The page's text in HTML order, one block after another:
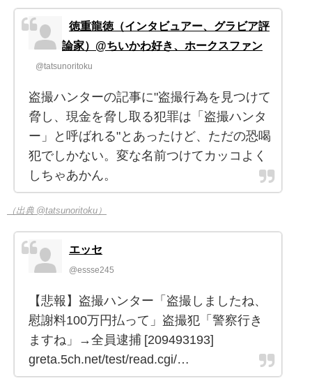
徳重龍徳（インタビュアー、グラビア評
論家）@ちいかわ好き、ホークスファン
@tatsunoritoku
盗撮ハンターの記事に"盗撮行為を見つけて
脅し、現金を脅し取る犯罪は「盗撮ハンタ
ー」と呼ばれる"とあったけど、ただの恐喝
犯でしかない。変な名前つけてカッコよく
しちゃあかん。
（出典 @tatsunoritoku）
エッセ
@essse245
【悲報】盗撮ハンター「盗撮しましたね、
慰謝料100万円払って」盗撮犯「警察行き
ますね」→全員逮捕 [209493193]
greta.5ch.net/test/read.cgi/…